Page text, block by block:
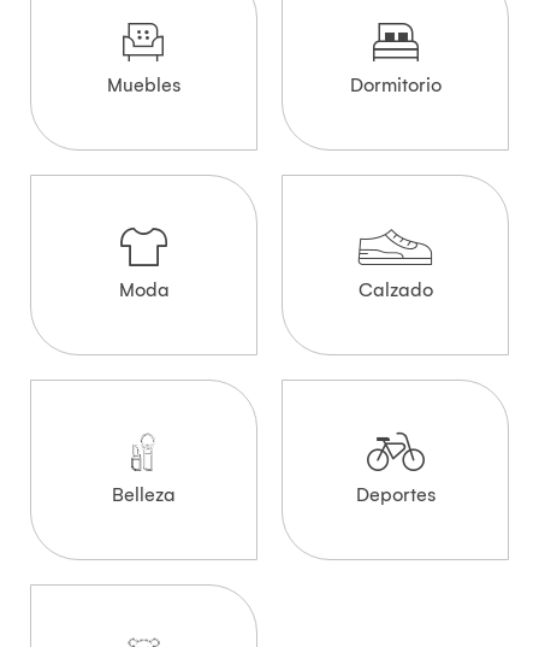
Muebles Dormitorio
Moda Calzado
Belleza Deportes